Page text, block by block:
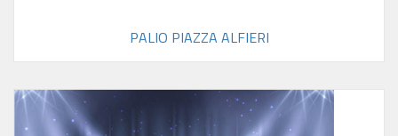
PALIO PIAZZA ALFIERI